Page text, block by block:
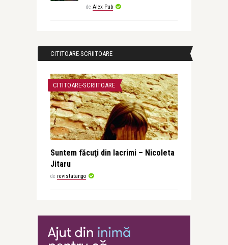
de Alex Pub
CITITOARE-SCRIITOARE
CITITOARE-SCRIITOARE
Suntem făcuţi din lacrimi – Nicoleta
Jitaru
de revistatango